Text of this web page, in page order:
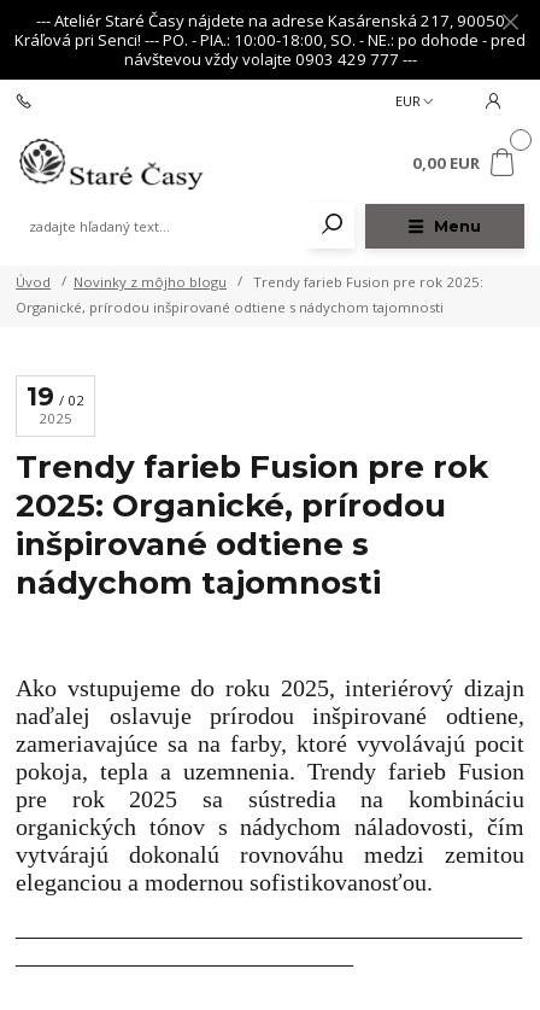
--- Ateliér Staré Časy nájdete na adrese Kasárenská 217, 90050
Kráľová pri Senci! --- PO. - PIA.: 10:00-18:00, SO. - NE.: po dohode - pred
návštevou vždy volajte 0903 429 777 ---
Menu
EUR
0,00 EUR
Úvod Novinky z môjho blogu
Trendy farieb Fusion pre rok 2025:
Organické, prírodou inšpirované odtiene s nádychom tajomnosti
19
02
2025
Trendy farieb Fusion pre rok
2025: Organické, prírodou
inšpirované odtiene s
nádychom tajomnosti
Ako vstupujeme do roku 2025, interiérový dizajn
naďalej oslavuje prírodou inšpirované odtiene,
zameriavajúce sa na farby, ktoré vyvolávajú pocit
pokoja, tepla a uzemnenia. Trendy farieb Fusion
pre rok 2025 sa sústredia na kombináciu
organických tónov s nádychom náladovosti, čím
vytvárajú dokonalú rovnováhu medzi zemitou
eleganciou a modernou sofistikovanosťou.